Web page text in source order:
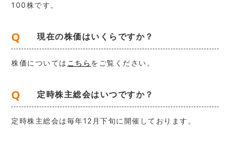
100株です。
Q 現在の株価はいくらですか？
株価については こちら をご覧ください。
Q 定時株主総会はいつですか？
定時株主総会は毎年12月下旬に開催しております。